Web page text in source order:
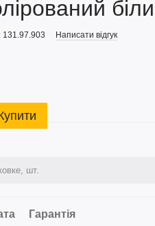
131.97.903 Написати відгук
шт.
Гарантія